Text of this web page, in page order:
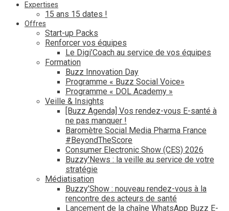
Expertises
15 ans 15 dates !
Offres
Start-up Packs
Renforcer vos équipes
Le Digi’Coach au service de vos équipes
Formation
Buzz Innovation Day
Programme « Buzz Social Voice»
Programme « DOL Academy »
Veille & Insights
[Buzz Agenda] Vos rendez-vous E-santé à
ne pas manquer !
Baromètre Social Media Pharma France
#BeyondTheScore
Consumer Electronic Show (CES) 2026
Buzzy’News : la veille au service de votre
stratégie
Médiatisation
Buzzy’Show : nouveau rendez-vous à la
rencontre des acteurs de santé
Lancement de la chaîne WhatsApp Buzz E-